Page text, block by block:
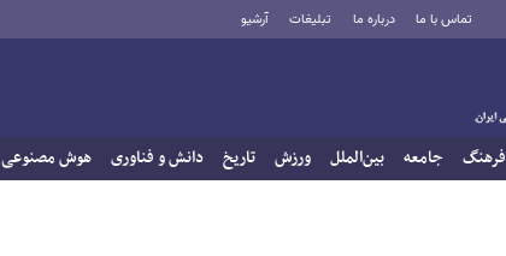
تماس با ما درباره ما تبلیغات آرشیو
فرهنگ جامعه بین‌الملل ورزش تاریخ دانش و فناوری هوش مصنوعی